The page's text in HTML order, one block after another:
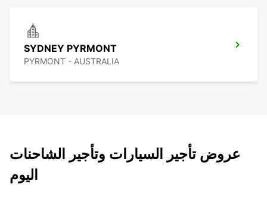
SYDNEY PYRMONT
PYRMONT - AUSTRALIA
عروض تأجير السيارات وتأجير الشاحنات
اليوم